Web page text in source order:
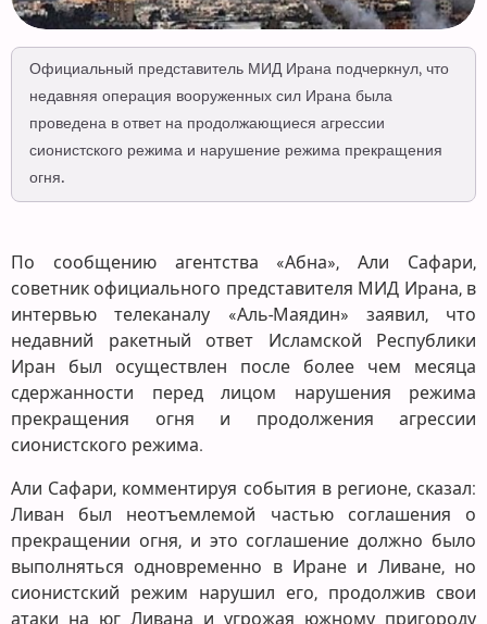
Официальный представитель МИД Ирана подчеркнул, что
недавняя операция вооруженных сил Ирана была
проведена в ответ на продолжающиеся агрессии
сионистского режима и нарушение режима прекращения
огня.
По сообщению агентства «Абна», Али Сафари,
советник официального представителя МИД Ирана, в
интервью телеканалу «Аль-Маядин» заявил, что
недавний ракетный ответ Исламской Республики
Иран был осуществлен после более чем месяца
сдержанности перед лицом нарушения режима
прекращения огня и продолжения агрессии
сионистского режима.
Али Сафари, комментируя события в регионе, сказал:
Ливан был неотъемлемой частью соглашения о
прекращении огня, и это соглашение должно было
выполняться одновременно в Иране и Ливане, но
сионистский режим нарушил его, продолжив свои
атаки на юг Ливана и угрожая южному пригороду